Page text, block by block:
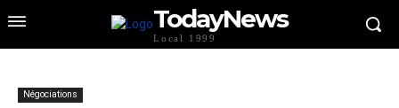
TodayNews
Local 1999
Négociations